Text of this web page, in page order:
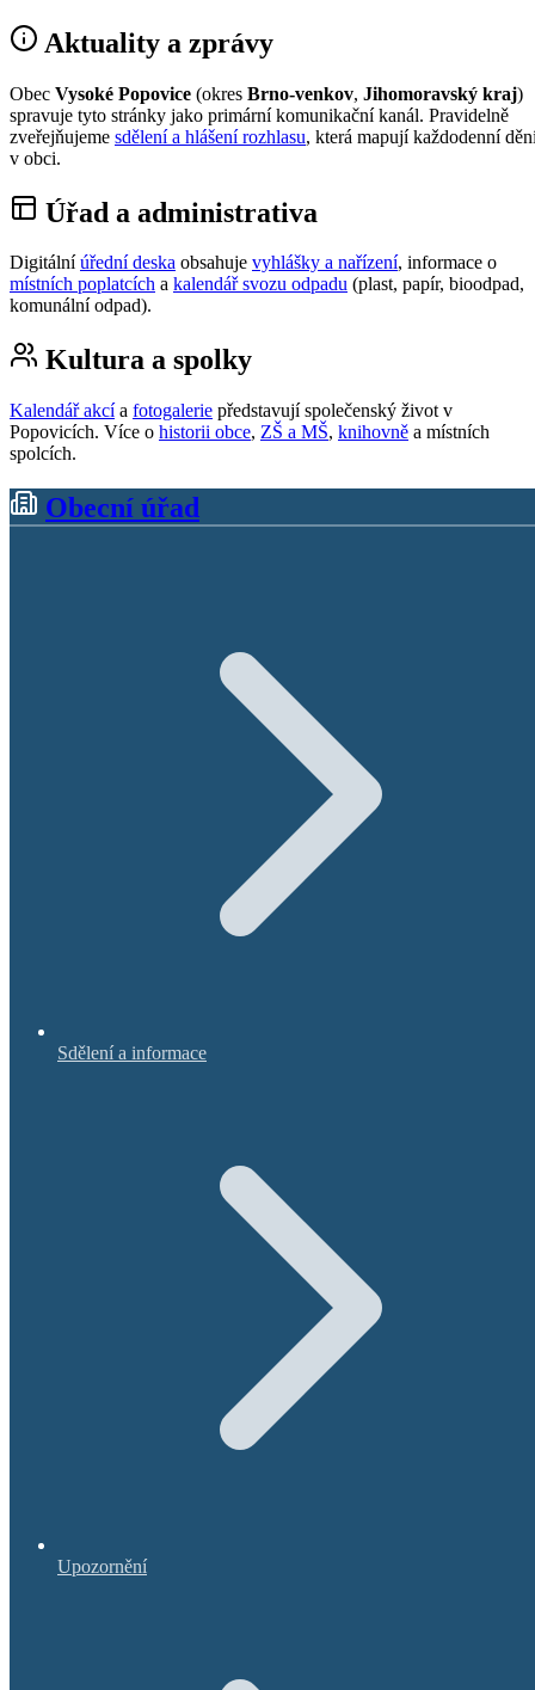
Aktuality a zprávy
Obec Vysoké Popovice (okres Brno-venkov, Jihomoravský kraj)
spravuje tyto stránky jako primární komunikační kanál. Pravidelně
zveřejňujeme sdělení a hlášení rozhlasu, která mapují každodenní
v obci.
Úřad a administrativa
Digitální úřední deska obsahuje vyhlášky a nařízení, informace o
místních poplatcích a kalendář svozu odpadu (plast, papír, bioodpad,
komunální odpad).
Kultura a spolky
Kalendář akcía fotogalerie představují společenský život v
Popovicích. Více o historii obce, ZŠ a MŠ, knihovně a místních
spolcích.
Obecní úřad
Sdělení a informace
Upozornění